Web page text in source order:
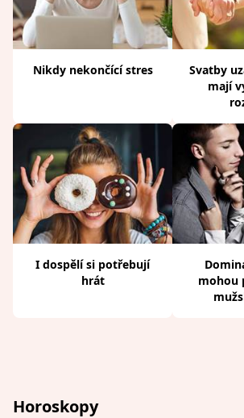
Nikdy nekončící stres
Svatby
mají
I dospělí si potřebují
hrát
mohou
Horoskopy